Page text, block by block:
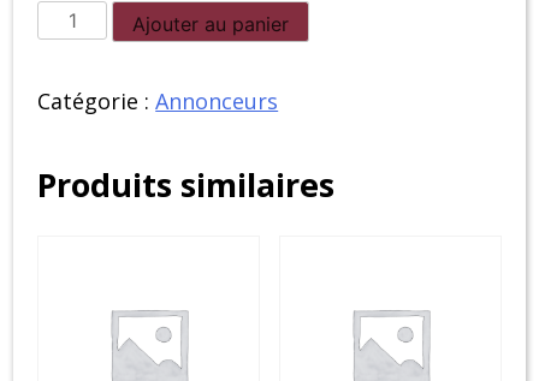
quantité
de
-
vidéo
Ajouter au panier
Catégorie :Annonceurs
Produits similaires